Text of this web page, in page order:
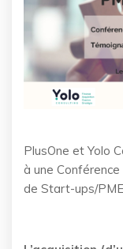
PlusOne et Yolo
à une
de Start-ups/